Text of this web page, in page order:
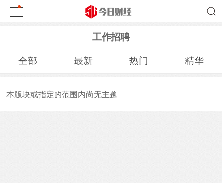
工作招聘
全部 最新 热门 精华
本版块或指定的范围内尚无主题